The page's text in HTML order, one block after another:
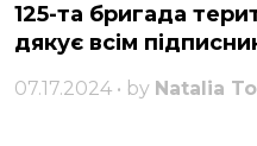
125-та бригада
дякує всім
07.17.2024 • by Natalia